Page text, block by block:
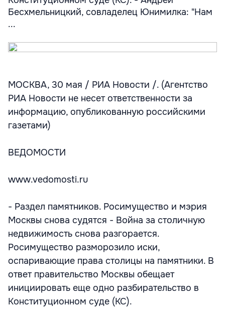
Бесхмельницкий, совладелец Юнимилка: "Нам
...
МОСКВА, 30 мая / РИА Новости /. (Агентство
РИА Новости не несет ответственности за
информацию, опубликованную российскими
газетами)
ВЕДОМОСТИ
www.vedomosti.ru
- Раздел памятников. Росимущество и мэрия
Москвы снова судятся - Война за столичную
недвижимость снова разгорается.
Росимущество разморозило иски,
оспаривающие права столицы на памятники. В
ответ правительство Москвы обещает
инициировать еще одно разбирательство в
Конституционном суде (КС).